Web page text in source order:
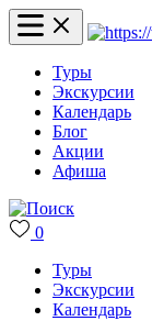
Туры
Экскурсии
Календарь
Блог
Акции
Афиша
0
Туры
Экскурсии
Календарь